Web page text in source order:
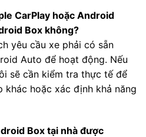
CarPlay hoặc Android
Box không?
yêu cầu xe phải có sẵn
Auto để hoạt động. Nếu
sẽ cần kiểm tra thực tế để
khác hoặc xác định khả năng
Box tại nhà được